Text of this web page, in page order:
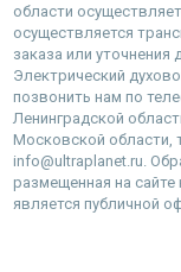
области
осуществляется
заказа или уточнения
Электрический
позвонить нам по
Ленинградской
Московской области,
info@ultraplanet.ru.
размещенная на
является публичной